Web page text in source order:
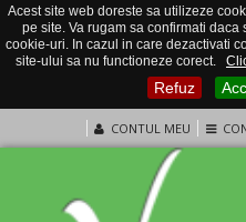
Acest site web doreste sa utilizeze
pe site. Va rugam sa confirmati
cookie-uri. In cazul in care dezactivati
site-ului sa nu functioneze corect.
Refuz
CONTUL MEU